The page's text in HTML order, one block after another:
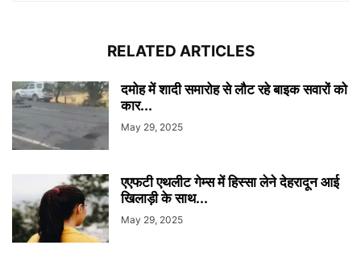
RELATED ARTICLES
दमोह में शादी समारोह से लौट रहे बाइक सवारों को
कार...
May 29, 2025
एएफटी एथलीट गेम्स में हिस्सा लेने देहरादून आई
खिलाड़ी के साथ...
May 29, 2025